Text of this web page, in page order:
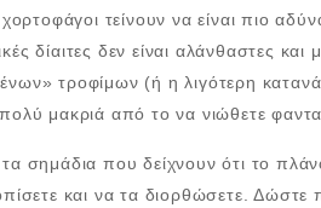
χορτοφάγοι τείνουν να είναι πιο
δίαιτες δεν είναι αλάνθαστες
τροφίμων (ή η λιγότερη
μακριά από το να νιώθετε
σημάδια που δείχνουν ότι το
και να τα διορθώσετε. Δώστε